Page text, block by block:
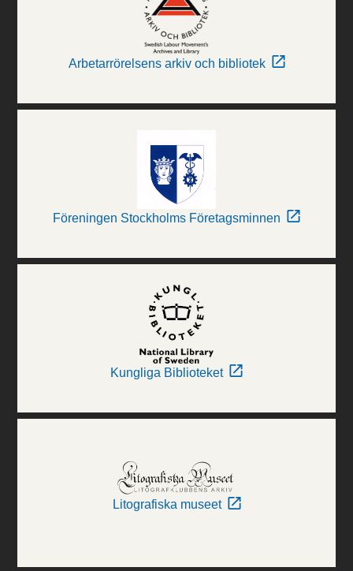
Arbetarrörelsens arkiv och bibliotek
Föreningen Stockholms Företagsminnen
Kungliga Biblioteket
Litografiska museet